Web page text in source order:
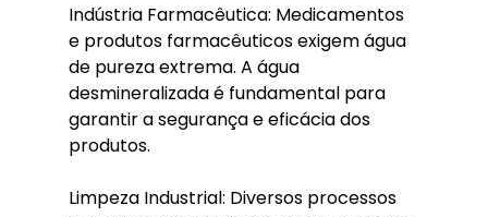
Indústria Farmacêutica: Medicamentos
e produtos farmacêuticos exigem água
de pureza extrema. A água
desmineralizada é fundamental para
garantir a segurança e eficácia dos
produtos.
Limpeza Industrial: Diversos processos